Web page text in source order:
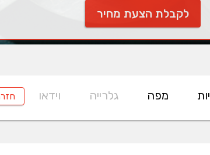
לקבלת הצעת מחיר
מפה גלרייה וידאו